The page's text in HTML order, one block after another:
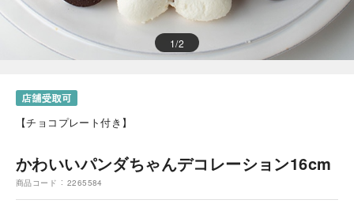
1/2
【チョコプレート付き】
かわいいパンダちゃんデコレーション16cm
商品コード 2265584